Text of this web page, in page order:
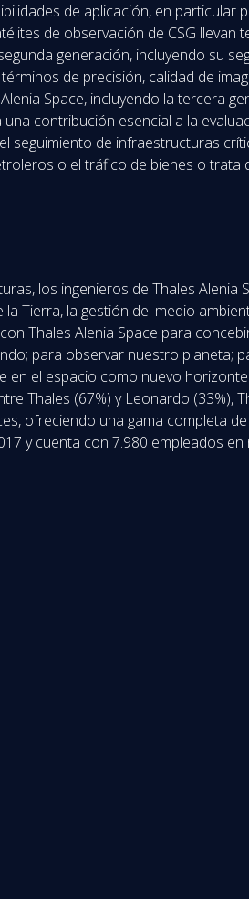
de aplicación, en particular
de observación de CSG llevan
generación, incluyendo su
de precisión, calidad de
Space, incluyendo la tercera
contribución esencial a la
seguimiento de infraestructuras
o el tráfico de bienes o trata
los ingenieros de Thales Alenia
Tierra, la gestión del medio
Thales Alenia Space para
para observar nuestro planeta;
en el espacio como nuevo
Thales (67%) y Leonardo (33%),
ofreciendo una gama completa
y cuenta con 7.980 empleados en